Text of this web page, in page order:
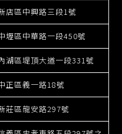
店區中興路三段1號
壢區中華路一段450號
湖區堤頂大道一段331號
正區義一路18號
莊區龍安路297號